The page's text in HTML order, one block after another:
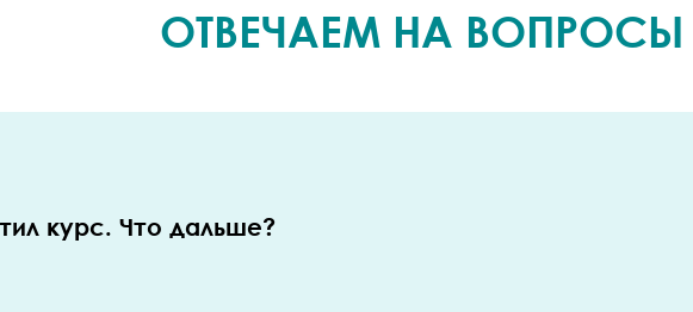
ОТВЕЧАЕМ НА ВОПРОСЫ
курс. Что дальше?